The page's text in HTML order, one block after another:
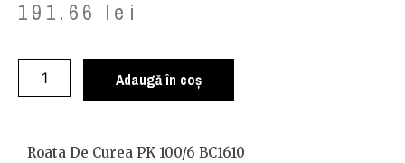
191.66 lei
Adaugă în coș
Roata De Curea PK 100/6 BC1610